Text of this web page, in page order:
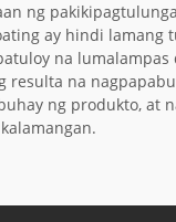
ng
ay hindi lamang
na lumalampas
resulta na
ng produkto, at